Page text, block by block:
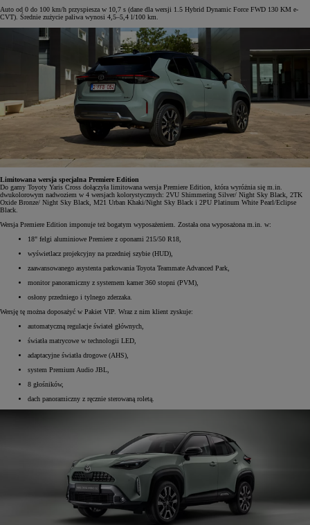
Auto od 0 do 100 km/h przyspiesza w 10,7 s (dane dla wersji 1.5 Hybrid Dynamic Force FWD 130 KM e-
CVT). Średnie zużycie paliwa wynosi 4,5–5,4 l/100 km.
Limitowana wersja specjalna Premiere Edition
Do gamy Toyoty Yaris Cross dołączyła limitowana wersja Premiere Edition, która wyróżnia się m.in.
dwukolorowym nadwoziem w 4 wersjach kolorystycznych: 2VU Shimmering Silver/ Night Sky Black, 2TK
Oxide Bronze/ Night Sky Black, M21 Urban Khaki/Night Sky Black i 2PU Platinum White Pearl/Eclipse
Black.
Wersja Premiere Edition imponuje też bogatym wyposażeniem. Została ona wyposażona m.in. w:
18" felgi aluminiowe Premiere z oponami 215/50 R18,
wyświetlacz projekcyjny na przedniej szybie (HUD),
zaawansowanego asystenta parkowania Toyota Teammate Advanced Park,
monitor panoramiczny z systemem kamer 360 stopni (PVM),
osłony przedniego i tylnego zderzaka.
Wersję tę można doposażyć w Pakiet VIP. Wraz z nim klient zyskuje:
automatyczną regulacje świateł głównych,
światła matrycowe w technologii LED,
adaptacyjne światła drogowe (AHS),
system Premium Audio JBL,
8 głośników,
dach panoramiczny z ręcznie sterowaną roletą.